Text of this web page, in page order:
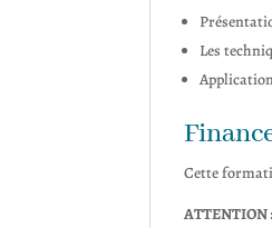
Les
Cette
ATTENTION